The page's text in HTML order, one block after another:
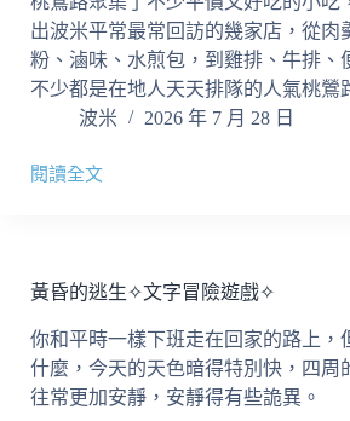
(統
領/
新
光
出波米平常最常回訪的幾家店，從肉
粉、滷味、水煎包，到雞排、牛排、
不少都是在地人天天排隊的人氣桃鶯
波米
2026 年 7 月 28 日
閱讀全文
桃
食
12
家
必
吃
｜
黃昏的逃生✧文字冒險遊戲✧
你和平時一樣下班走在回家的路上，
什麼，今天的天色暗得特別快，四周
往常更加安靜，安靜得有些詭異。